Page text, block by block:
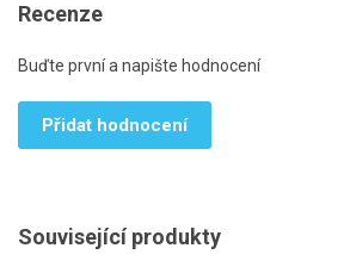
Recenze
Buďte první a napište hodnocení
Přidat hodnocení
Související produkty